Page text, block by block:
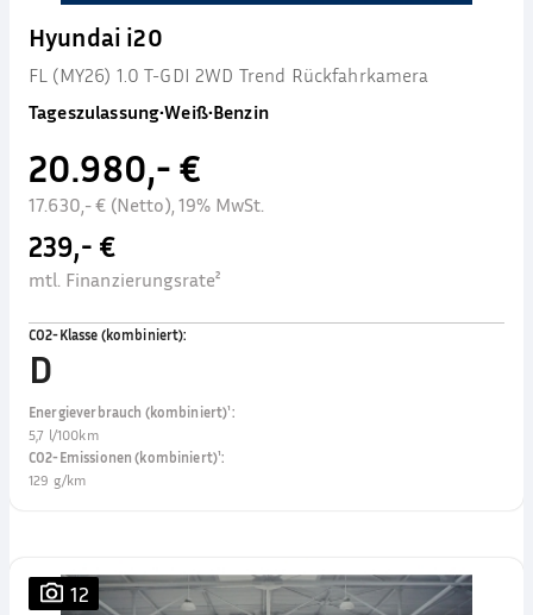
Hyundai i20
FL (MY26) 1.0 T-GDI 2WD Trend Rückfahrkamera
Tageszulassung•Weiß•Benzin
20.980,- €
17.630,- € (Netto), 19% MwSt.
239,- €
mtl. Finanzierungsrate²
CO2-Klasse (kombiniert):
D
Energieverbrauch (kombiniert)¹:
5,7 l/100km
CO2-Emissionen (kombiniert)¹:
129 g/km
12